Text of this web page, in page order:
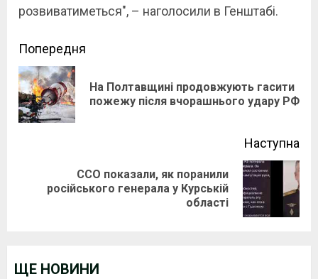
розвиватиметься", – наголосили в Генштабі.
Continue
Reading
Попередня
На Полтавщині продовжують гасити
пожежу після вчорашнього удару РФ
Наступна
ССО показали, як поранили
російського генерала у Курській
області
ЩЕ НОВИНИ